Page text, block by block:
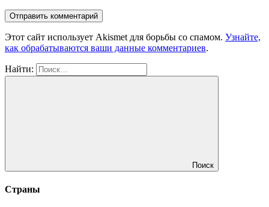
Этот сайт использует Akismet для борьбы со спамом. Узнайте,
как обрабатываются ваши данные комментариев.
Найти:
Поиск
Страны